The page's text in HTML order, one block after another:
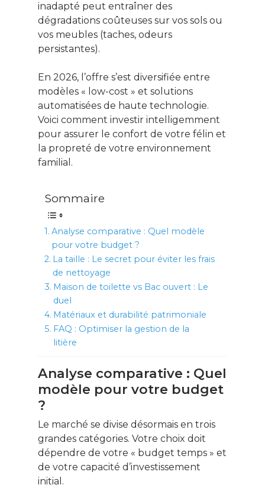
inadapté peut entraîner des
dégradations coûteuses sur vos sols ou
vos meubles (taches, odeurs
persistantes).
En 2026, l’offre s’est diversifiée entre
modèles « low-cost » et solutions
automatisées de haute technologie.
Voici comment investir intelligemment
pour assurer le confort de votre félin et
la propreté de votre environnement
familial.
Sommaire
Analyse comparative : Quel modèle
pour votre budget ?
La taille : Le secret pour éviter les frais
de nettoyage
Maison de toilette vs Bac ouvert : Le
duel
Matériaux et durabilité patrimoniale
FAQ : Optimiser la gestion de la
litière
Analyse comparative : Quel
modèle pour votre budget
?
Le marché se divise désormais en trois
grandes catégories. Votre choix doit
dépendre de votre « budget temps » et
de votre capacité d’investissement
initial.